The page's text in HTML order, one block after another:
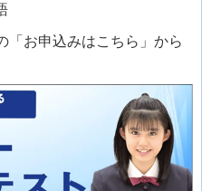
「お申込みはこちら」から